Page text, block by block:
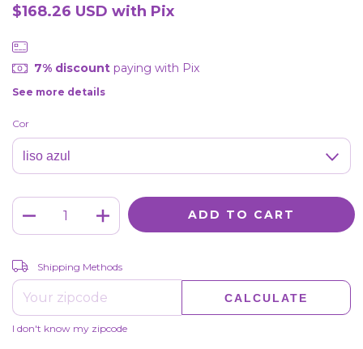
$168.26 USD with Pix
7% discountpaying with Pix
See more details
Cor
Shipping for zipcode:
Shipping Methods
CALCULATE
I don't know my zipcode